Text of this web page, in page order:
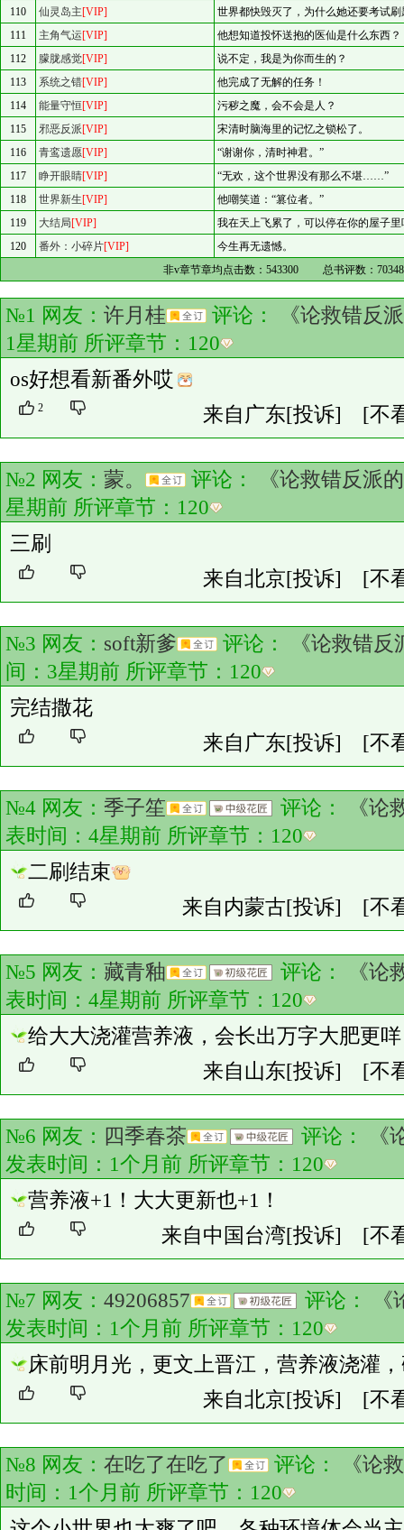
110
仙灵岛主[VIP]
世界都快毁灭了，为什么她还要考试刷
111
主角气运[VIP]
他想知道投怀送抱的医仙是什么东西？
112
朦胧感觉[VIP]
说不定，我是为你而生的？
113
系统之错[VIP]
他完成了无解的任务！
114
能量守恒[VIP]
污秽之魔，会不会是人？
115
邪恶反派[VIP]
宋清时脑海里的记忆之锁松了。
116
青鸾遗愿[VIP]
“谢谢你，清时神君。”
117
睁开眼睛[VIP]
“无欢，这个世界没有那么不堪……”
118
世界新生[VIP]
他嘲笑道：“篡位者。”
119
大结局[VIP]
我在天上飞累了，可以停在你的屋子里
120
番外：小碎片[VIP]
今生再无遗憾。
非v章节章均点击数：543300 总书评数：70348
№1 网友： 许月桂 评论：
《论救错反
1星期前 所评章节： 120
os好想看新番外哎
2 来自广东[投诉] [不
№2 网友： 蒙。 评论：
《论救错反派
星期前 所评章节： 120
三刷
来自北京[投诉] [不
№3 网友： soft新爹 评论：
《论救错
间：3星期前 所评章节： 120
完结撒花
来自广东[投诉] [不
№4 网友： 季子笙 评论：
《论
表时间：4星期前 所评章节： 120
二刷结束
来自内蒙古[投诉] [不
№5 网友： 藏青釉 评论：
《论
表时间：4星期前 所评章节： 120
给大大浇灌营养液，会长出万字大肥更
来自山东[投诉] [不
№6 网友： 四季春茶 评论：
《
发表时间：1个月前 所评章节： 120
营养液+1！大大更新也+1！
来自中国台湾[投诉] [不
№7 网友： 49206857 评论：
发表时间：1个月前 所评章节： 120
床前明月光，更文上晋江，营养液浇灌
来自北京[投诉] [不
№8 网友： 在吃了在吃了 评论：
《论
时间：1个月前 所评章节： 120